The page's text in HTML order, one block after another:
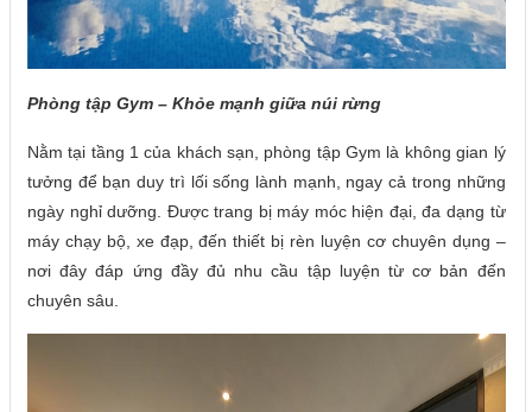
Phòng tập Gym – Khỏe mạnh giữa núi rừng
Nằm tại tầng 1 của khách sạn, phòng tập Gym là không gian lý
tưởng để bạn duy trì lối sống lành mạnh, ngay cả trong những
ngày nghỉ dưỡng. Được trang bị máy móc hiện đại, đa dạng từ
máy chạy bộ, xe đạp, đến thiết bị rèn luyện cơ chuyên dụng –
nơi đây đáp ứng đầy đủ nhu cầu tập luyện từ cơ bản đến
chuyên sâu.